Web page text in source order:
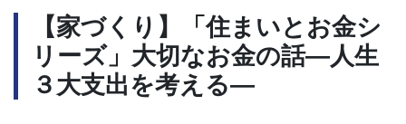
【家づくり】「住まいとお金シ
リーズ」大切なお金の話―人生
３大支出を考える―